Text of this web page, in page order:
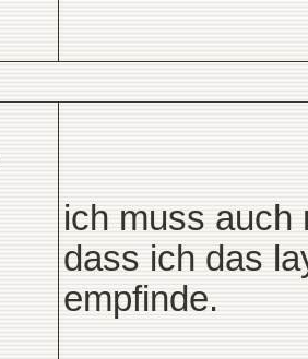
ich muss auch
dass ich das
empfinde.